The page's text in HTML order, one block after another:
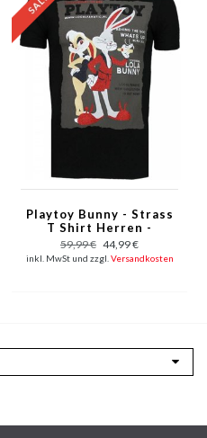
Playtoy Bunny - Strass
T Shirt Herren -
Schwarz
59,99 € 44,99 €
inkl. MwSt und zzgl. Versandkosten